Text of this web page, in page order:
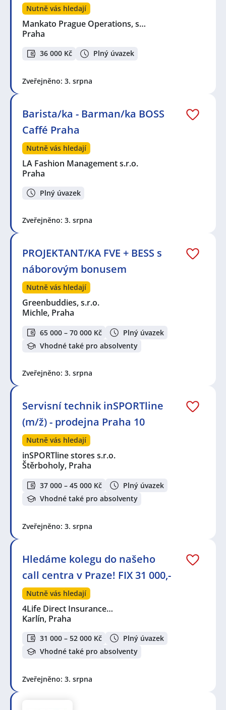
Nutně vás hledají
Mankato Prague Operations, s…
Praha
36 000 Kč Plný úvazek
Zveřejněno: 3. srpna
Barista/ka - Barman/ka BOSS
Caffé Praha
Nutně vás hledají
LA Fashion Management s.r.o.
Praha
Plný úvazek
Zveřejněno: 3. srpna
PROJEKTANT/KA FVE + BESS s
náborovým bonusem
Nutně vás hledají
Greenbuddies, s.r.o.
Michle, Praha
65 000 – 70 000 Kč
Plný úvazek
Vhodné také pro absolventy
Zveřejněno: 3. srpna
Servisní technik inSPORTline
(m/ž) - prodejna Praha 10
Nutně vás hledají
inSPORTline stores s.r.o.
Štěrboholy, Praha
37 000 – 45 000 Kč
Plný úvazek
Vhodné také pro absolventy
Zveřejněno: 3. srpna
Hledáme kolegu do našeho
call centra v Praze! FIX 31 000,-
Nutně vás hledají
4Life Direct Insurance…
Karlín, Praha
31 000 – 52 000 Kč
Plný úvazek
Vhodné také pro absolventy
Zveřejněno: 3. srpna